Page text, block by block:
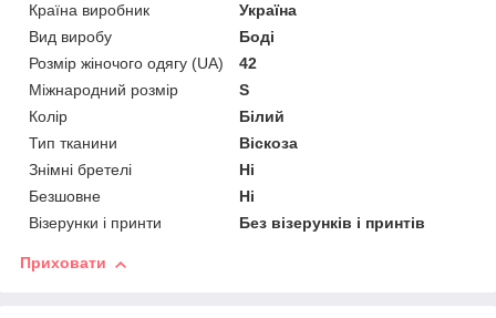
Країна виробник
Україна
Вид виробу
Боді
Розмір жіночого одягу (UA)
42
Міжнародний розмір
S
Колір
Білий
Тип тканини
Віскоза
Знімні бретелі
Ні
Безшовне
Ні
Візерунки і принти
Без візерунків і принтів
Приховати